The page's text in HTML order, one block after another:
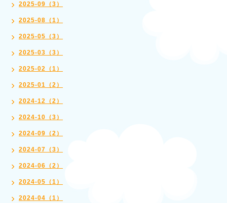
2025-09（3）
2025-08（1）
2025-05（3）
2025-03（3）
2025-02（1）
2025-01（2）
2024-12（2）
2024-10（3）
2024-09（2）
2024-07（3）
2024-06（2）
2024-05（1）
2024-04（1）